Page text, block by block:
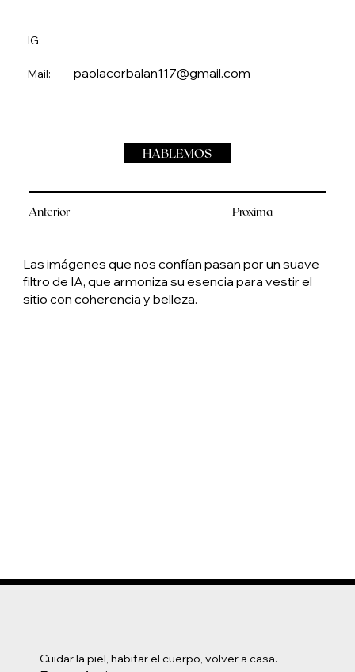
Anterior Proxima
IG:
Mail: paolacorbalan117@gmail.com
HABLEMOS
Las imágenes que nos confían pasan por un suave
filtro de IA, que armoniza su esencia para vestir el
sitio con coherencia y belleza.
Cuidar la piel, habitar el cuerpo, volver a casa.